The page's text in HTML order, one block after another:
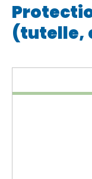
(tutelle,